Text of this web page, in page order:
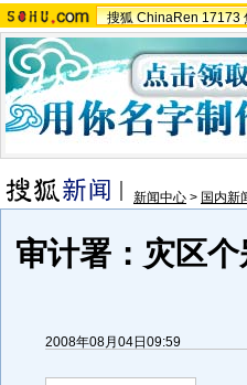
搜狐 ChinaRen 17173
新闻中心 > 国内新
审计署：灾区
2008年08月04日09:59